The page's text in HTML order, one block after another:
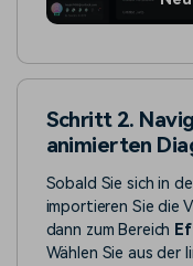
Schritt 2.
animierten
Sobald Sie sich in
importieren Sie die
dann zum Bereich
Wählen Sie aus der